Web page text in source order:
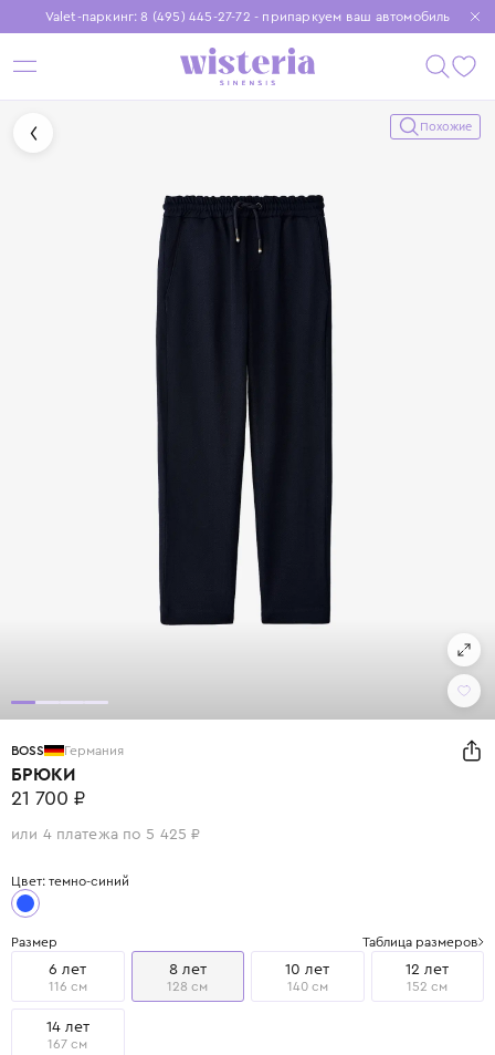
Valet-паркинг: 8 (495) 445-27-72 - припаркуем ваш автомобиль
Бесплатная доставка при заказе от 15 000 ₽
Установите приложение, чтобы покупки были еще удобнее
Похожие
BOSS Германия
БРЮКИ
21 700 ₽
или 4 платежа по 5 425 ₽
Цвет: темно-синий
Размер Таблица размеров
6 лет
116 см
8 лет
128 см
10 лет
140 см
12 лет
152 см
14 лет
167 см